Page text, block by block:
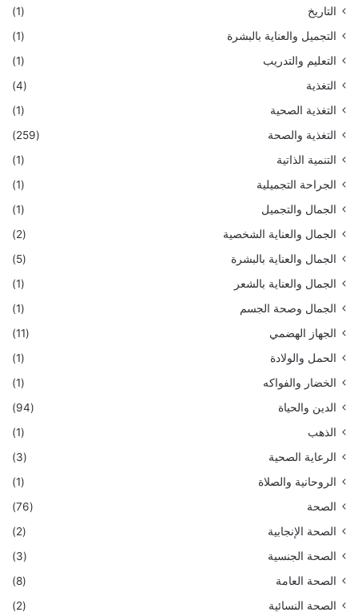
التاريخ
(1)
التجميل والعناية بالبشرة
(1)
التعليم والتدريب
(1)
التغذية
(4)
التغذية الصحية
(1)
التغذية والصحة
(259)
التنمية الذاتية
(1)
الجراحة التجميلية
(1)
الجمال والتجميل
(1)
الجمال والعناية الشخصية
(2)
الجمال والعناية بالبشرة
(5)
الجمال والعناية بالشعر
(1)
الجمال وصحة الجسم
(1)
الجهاز الهضمي
(11)
الحمل والولادة
(1)
الخضار والفواكه
(1)
الدين والحياة
(94)
الذهب
(1)
الرعاية الصحية
(3)
الروحانية والصلاة
(1)
الصحة
(76)
الصحة الإنجابية
(2)
الصحة الجنسية
(3)
الصحة العامة
(8)
الصحة النسائية
(2)